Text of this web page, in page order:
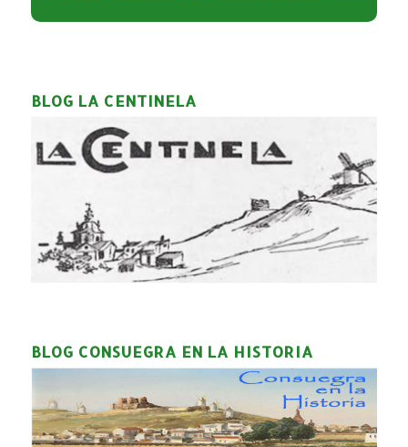
BLOG LA CENTINELA
BLOG CONSUEGRA EN LA HISTORIA